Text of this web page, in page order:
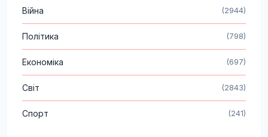
Війна (2944)
Політика (798)
Економіка (697)
Світ (2843)
Спорт (241)